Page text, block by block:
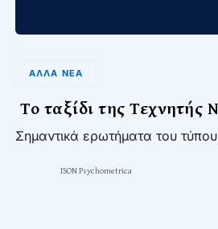
ΆΛΛΑ ΝΈΑ
Το ταξίδι της
Σημαντικά ερωτήματα του τύπου
ISON Psychometrica